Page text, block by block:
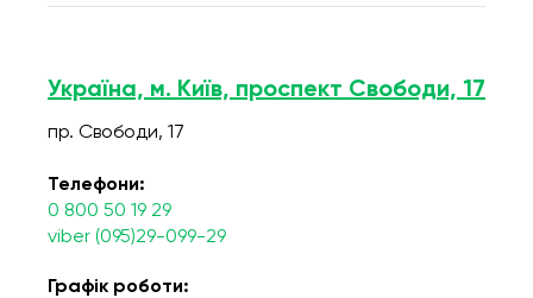
Україна, м. Київ, проспект Свободи, 17
пр. Свободи, 17
Телефони:
0 800 50 19 29
viber (095)29-099-29
Графік роботи: